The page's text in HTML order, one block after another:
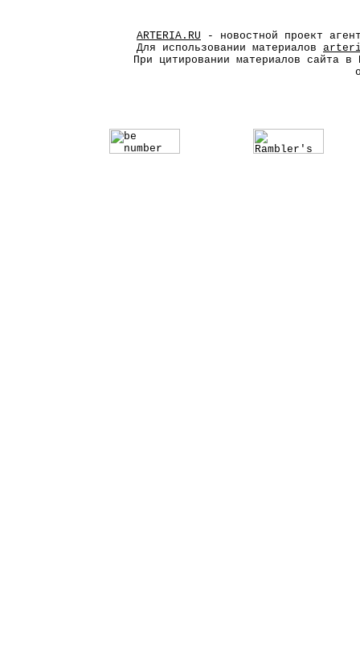
ARTERIA.RU - новостной проект
Для использовании материалов
При цитировании материалов сайта